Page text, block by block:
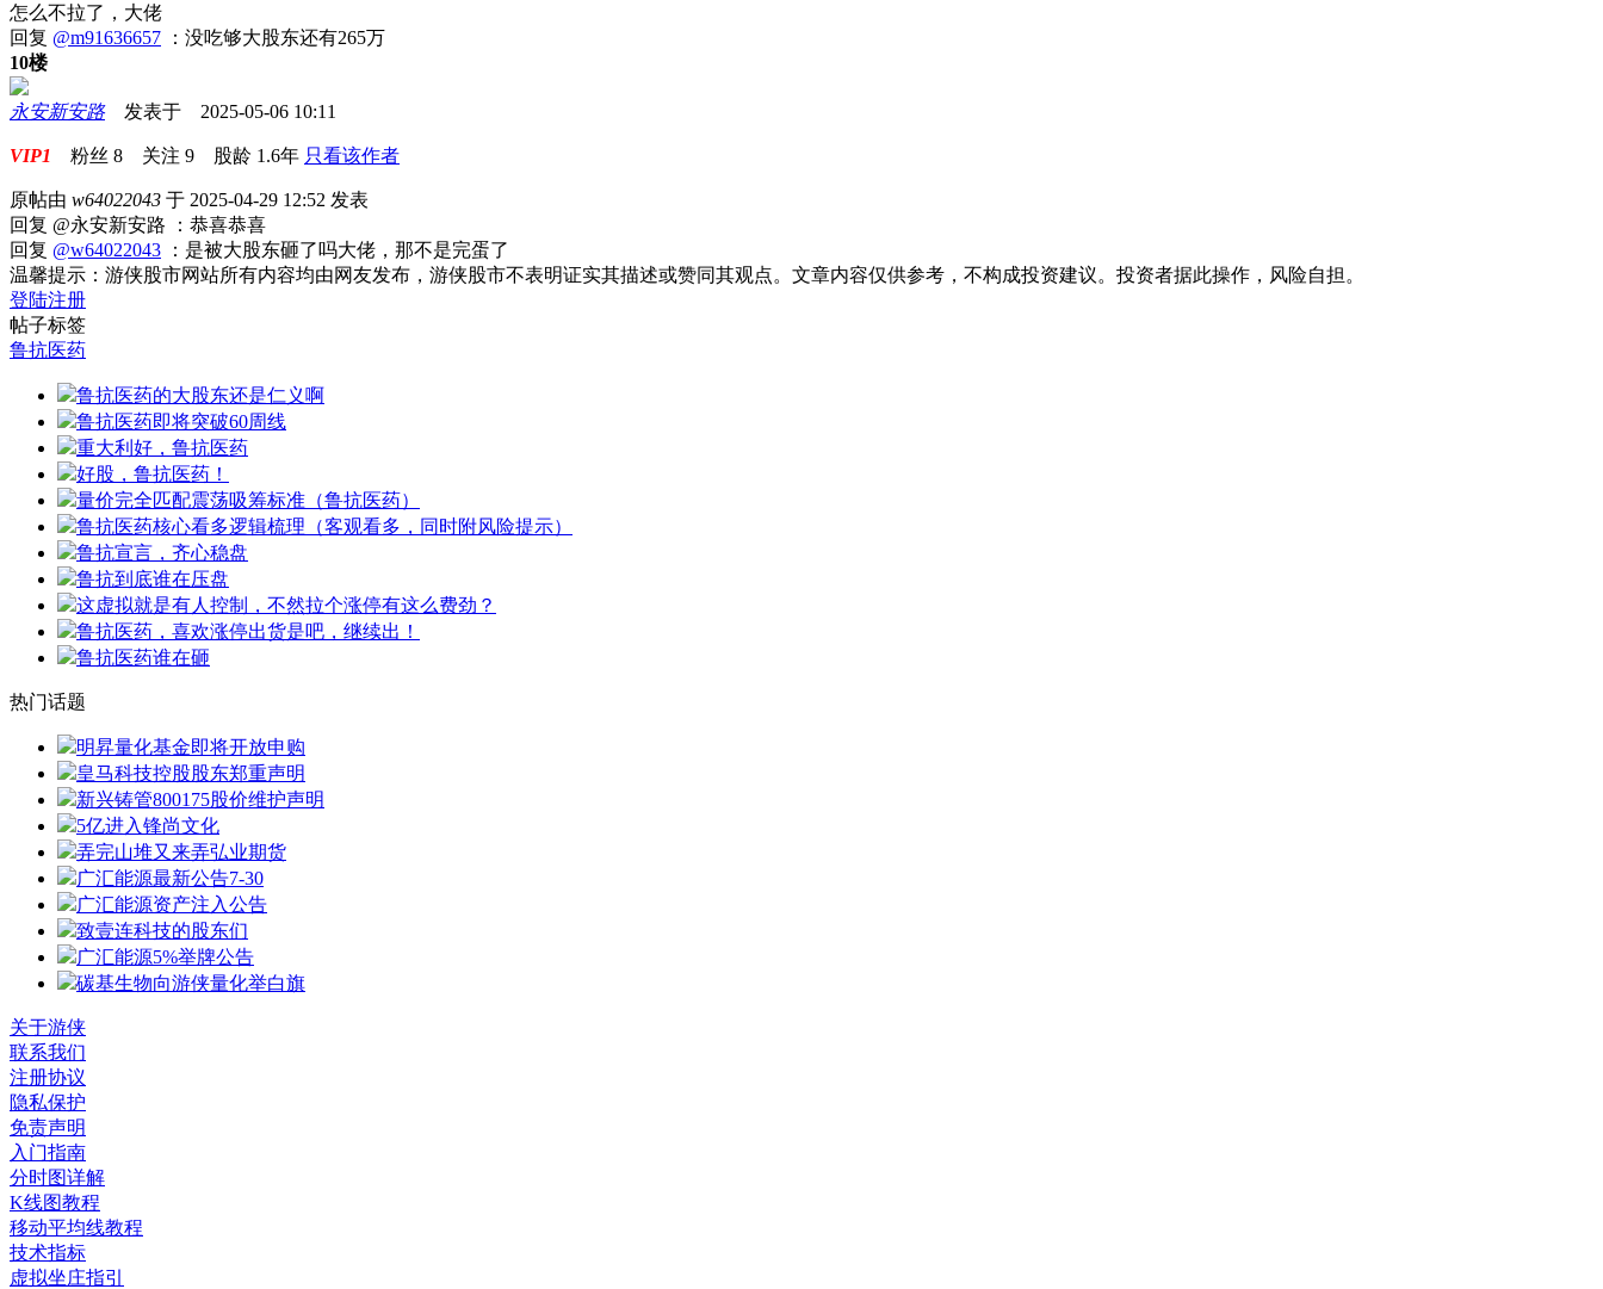
怎么不拉了，大佬
回复 @m91636657 ：没吃够大股东还有265万
10楼
永安新安路发表于 2025-05-06 10:11
VIP1 粉丝 8 关注 9 股龄 1.6年 只看该作者
原帖由 w64022043 于 2025-04-29 12:52 发表
回复 @永安新安路 ：恭喜恭喜
回复 @w64022043 ：是被大股东砸了吗大佬，那不是完蛋了
温馨提示：游侠股市网站所有内容均由网友发布，游侠股市不表明证实其描述或赞同其观点。文章内容仅供参考，不构成投资建议。投资者据此操作，风险自担。
登陆注册
帖子标签
鲁抗医药
鲁抗医药的大股东还是仁义啊
鲁抗医药即将突破60周线
重大利好，鲁抗医药
好股，鲁抗医药！
量价完全匹配震荡吸筹标准（鲁抗医药）
鲁抗医药核心看多逻辑梳理（客观看多，同时附风险提示）
鲁抗宣言，齐心稳盘
鲁抗到底谁在压盘
这虚拟就是有人控制，不然拉个涨停有这么费劲？
鲁抗医药，喜欢涨停出货是吧，继续出！
鲁抗医药谁在砸
热门话题
明昇量化基金即将开放申购
皇马科技控股股东郑重声明
新兴铸管800175股价维护声明
5亿进入锋尚文化
弄完山堆又来弄弘业期货
广汇能源最新公告7-30
广汇能源资产注入公告
致壹连科技的股东们
广汇能源5%举牌公告
碳基生物向游侠量化举白旗
关于游侠
联系我们
注册协议
隐私保护
免责声明
入门指南
分时图详解
K线图教程
移动平均线教程
技术指标
虚拟坐庄指引